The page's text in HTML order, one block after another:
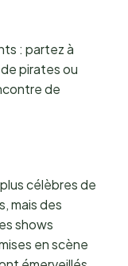
: partez à
pirates ou
de
célèbres de
mais des
shows
en scène